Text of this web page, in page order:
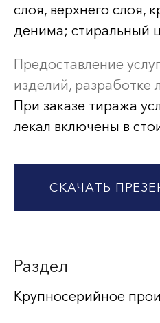
слоя, верхнего слоя,
денима; стиральный
Предоставление
изделий, разработке
При заказе тиража
лекал включены в
СКАЧАТЬ
Раздел
Крупносерийное